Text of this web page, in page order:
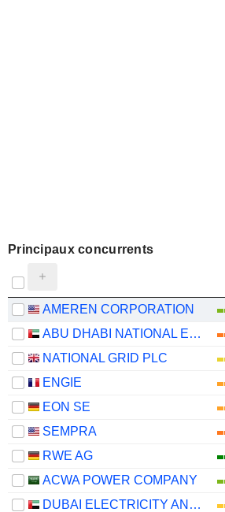
Principaux concurrents
AMEREN CORPORATION
ABU DHABI NATIONAL ENERGY COMPANY
NATIONAL GRID PLC
ENGIE
EON SE
SEMPRA
RWE AG
ACWA POWER COMPANY
DUBAI ELECTRICITY AND WATER AUTHORITY